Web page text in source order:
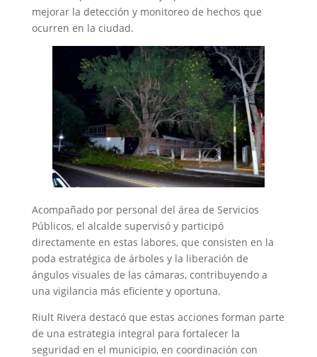
mejorar la detección y monitoreo de hechos que
ocurren en la ciudad.
Acompañado por personal del área de Servicios
Públicos, el alcalde supervisó y participó
directamente en estas labores, que consisten en la
poda estratégica de árboles y la liberación de
ángulos visuales de las cámaras, contribuyendo a
una vigilancia más eficiente y oportuna.
Riult Rivera destacó que estas acciones forman parte
de una estrategia integral para fortalecer la
seguridad en el municipio, en coordinación con